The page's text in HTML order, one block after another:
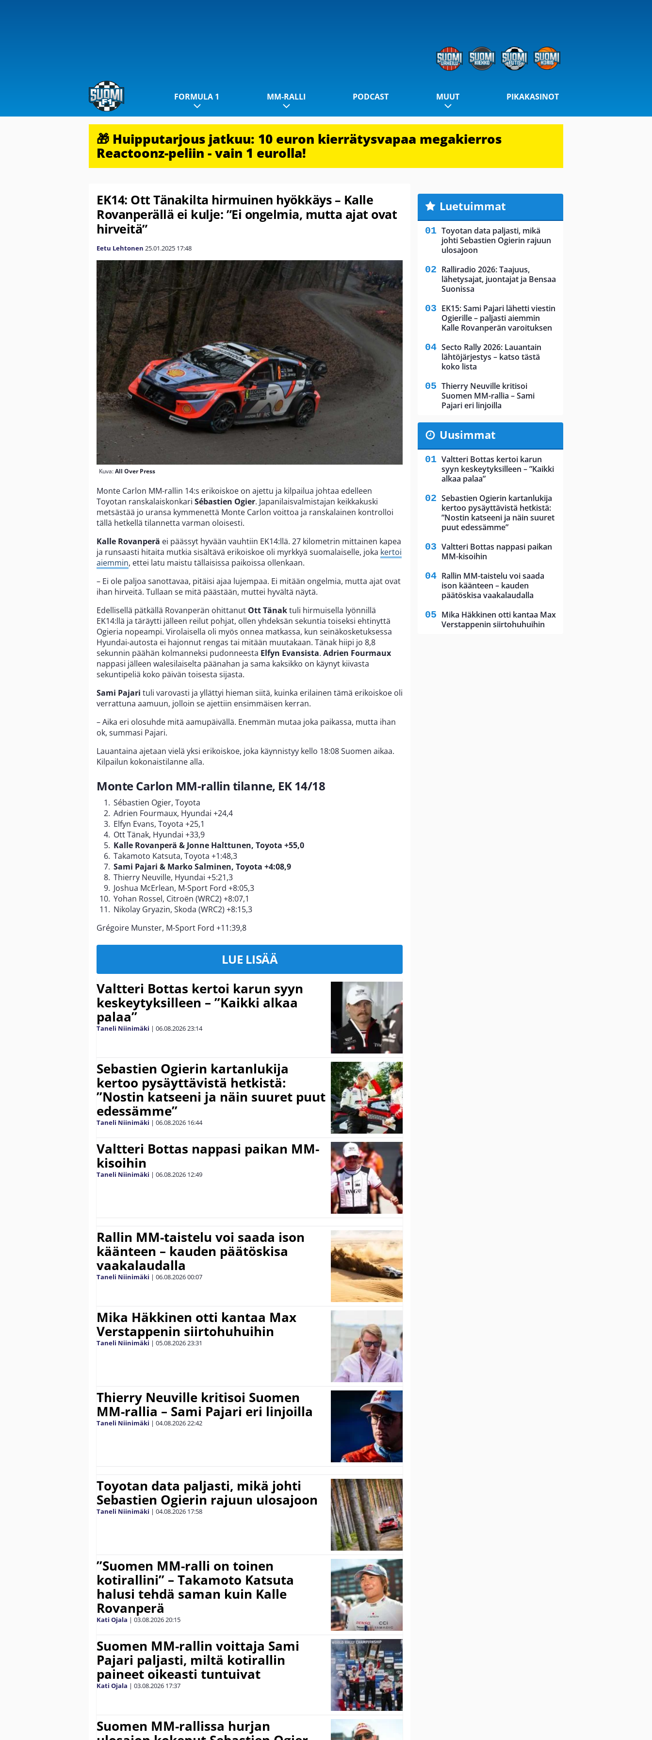
FORMULA 1 MM-RALLI PODCAST MUUT PIKAKASINOT
🎁 Huipputarjous jatkuu: 10 euron kierrätysvapaa megakierros
Reactoonz-peliin - vain 1 eurolla!
EK14: Ott Tänakilta hirmuinen hyökkäys – Kalle
Rovanperällä ei kulje: ”Ei ongelmia, mutta ajat ovat
hirveitä”
Eetu Lehtonen 25.01.2025 17:48
Kuva:All Over Press
Monte Carlon MM-rallin 14:s erikoiskoe on ajettu ja kilpailua johtaa edelleen
Toyotan ranskalaiskonkari Sébastien Ogier. Japanilaisvalmistajan keikkakuski
metsästää jo uransa kymmenettä Monte Carlon voittoa ja ranskalainen kontrolloi
tällä hetkellä tilannetta varman oloisesti.
Kalle Rovanperä ei päässyt hyvään vauhtiin EK14:llä. 27 kilometrin mittainen kapea
ja runsaasti hitaita mutkia sisältävä erikoiskoe oli myrkkyä suomalaiselle, joka kertoi
aiemmin, ettei latu maistu tällaisissa paikoissa ollenkaan.
– Ei ole paljoa sanottavaa, pitäisi ajaa lujempaa. Ei mitään ongelmia, mutta ajat ovat
ihan hirveitä. Tullaan se mitä päästään, muttei hyvältä näytä.
Edellisellä pätkällä Rovanperän ohittanut Ott Tänaktuli hirmuisella lyönnillä
EK14:llä ja täräytti jälleen reilut pohjat, ollen yhdeksän sekuntia toiseksi ehtinyttä
Ogieria nopeampi. Virolaisella oli myös onnea matkassa, kun seinäkosketuksessa
Hyundai-autosta ei hajonnut rengas tai mitään muutakaan. Tänak hiipi jo 8,8
sekunnin päähän kolmanneksi pudonneesta Elfyn Evansista. Adrien Fourmaux
nappasi jälleen walesilaiselta päänahan ja sama kaksikko on käynyt kiivasta
sekuntipeliä koko päivän toisesta sijasta.
Sami Pajari tuli varovasti ja yllättyi hieman siitä, kuinka erilainen tämä erikoiskoe oli
verrattuna aamuun, jolloin se ajettiin ensimmäisen kerran.
– Aika eri olosuhde mitä aamupäivällä. Enemmän mutaa joka paikassa, mutta ihan
ok, summasi Pajari.
Lauantaina ajetaan vielä yksi erikoiskoe, joka käynnistyy kello 18:08 Suomen aikaa.
Kilpailun kokonaistilanne alla.
Monte Carlon MM-rallin tilanne, EK 14/18
Sébastien Ogier, Toyota
Adrien Fourmaux, Hyundai +24,4
Elfyn Evans, Toyota +25,1
Ott Tänak, Hyundai +33,9
Kalle Rovanperä & Jonne Halttunen, Toyota +55,0
Takamoto Katsuta, Toyota +1:48,3
Sami Pajari & Marko Salminen, Toyota +4:08,9
Thierry Neuville, Hyundai +5:21,3
Joshua McErlean, M-Sport Ford +8:05,3
Yohan Rossel, Citroën (WRC2) +8:07,1
Nikolay Gryazin, Skoda (WRC2) +8:15,3
Grégoire Munster, M-Sport Ford +11:39,8
LUE LISÄÄ
Valtteri Bottas kertoi karun syyn
keskeytyksilleen – ”Kaikki alkaa
palaa”
Taneli Niinimäki | 06.08.202623:14
Sebastien Ogierin kartanlukija
kertoo pysäyttävistä hetkistä:
”Nostin katseeni ja näin suuret puut
edessämme”
Taneli Niinimäki | 06.08.2026 16:44
Valtteri Bottas nappasi paikan MM-
kisoihin
Taneli Niinimäki | 06.08.2026 12:49
Rallin MM-taistelu voi saada ison
käänteen – kauden päätöskisa
vaakalaudalla
Taneli Niinimäki | 06.08.202600:07
Mika Häkkinen otti kantaa Max
Verstappenin siirtohuhuihin
Taneli Niinimäki | 05.08.202623:31
Thierry Neuville kritisoi Suomen
MM-rallia – Sami Pajari eri linjoilla
Taneli Niinimäki | 04.08.202622:42
Toyotan data paljasti, mikä johti
Sebastien Ogierin rajuun ulosajoon
Taneli Niinimäki | 04.08.2026 17:58
”Suomen MM-ralli on toinen
kotirallini” – Takamoto Katsuta
halusi tehdä saman kuin Kalle
Rovanperä
Kati Ojala | 03.08.202620:15
Suomen MM-rallin voittaja Sami
Pajari paljasti, miltä kotirallin
paineet oikeasti tuntuivat
Kati Ojala | 03.08.2026 17:37
Suomen MM-rallissa hurjan
Luetuimmat
Toyotan data paljasti, mikä
johti Sebastien Ogierin rajuun
ulosajoon
Ralliradio 2026: Taajuus,
lähetysajat, juontajat ja Bensaa
Suonissa
EK15: Sami Pajari lähetti viestin
Ogierille – paljasti aiemmin
Kalle Rovanperän varoituksen
Secto Rally 2026: Lauantain
lähtöjärjestys – katso tästä
koko lista
Thierry Neuville kritisoi
Suomen MM-rallia – Sami
Pajari eri linjoilla
Uusimmat
Valtteri Bottas kertoi karun
syyn keskeytyksilleen – ”Kaikki
alkaa palaa”
Sebastien Ogierin kartanlukija
kertoo pysäyttävistä hetkistä:
”Nostin katseeni ja näin suuret
puut edessämme”
Valtteri Bottas nappasi paikan
MM-kisoihin
Rallin MM-taistelu voi saada
ison käänteen – kauden
päätöskisa vaakalaudalla
Mika Häkkinen otti kantaa Max
Verstappenin siirtohuhuihin